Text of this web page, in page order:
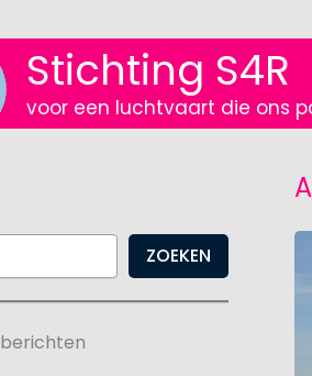
Stichting S4R
voor een luchtvaart die ons
ZOEKEN